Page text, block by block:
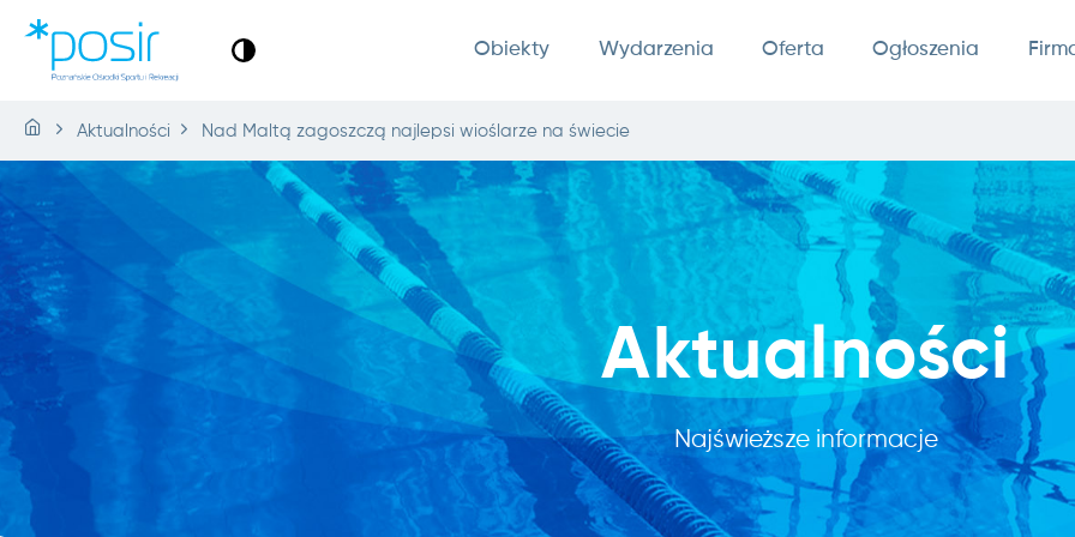
Obiekty Wydarzenia Oferta Ogłoszenia
Aktualności Nad Maltą zagoszczą najlepsi wioślarze na świecie
Aktualności
Najświeższe informacje